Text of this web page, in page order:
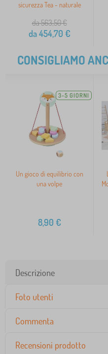
sicurezza Tea - naturale
da 563,50€
da454,70 €
CONSIGLIAMO
3-5 GIORNI
Un gioco di equilibrio con
una volpe
8,90 €
Descrizione
Foto utenti
Commenta
Recensioni prodotto